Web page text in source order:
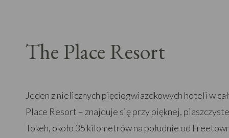
The Place Resort
Jeden z nielicznych pięciogwiazdkowych hoteli w
Place Resort – znajduje się przy pięknej,
Tokeh, około 35 kilometrów na południe od